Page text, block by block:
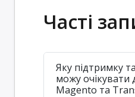
Часті
Яку підтримку
можу очікувати
Magento та